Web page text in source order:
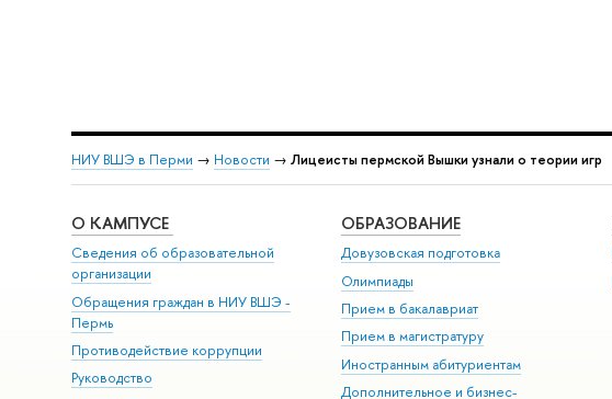
НИУ ВШЭ в Перми → Новости → Лицеисты пермской Вышки узнали о теории игр
О КАМПУСЕ
Сведения об образовательной
организации
Обращения граждан в НИУ ВШЭ -
Пермь
Противодействие коррупции
Руководство
ОБРАЗОВАНИЕ
Довузовская подготовка
Олимпиады
Прием в бакалавриат
Прием в магистратуру
Иностранным абитуриентам
Дополнительное и бизнес-